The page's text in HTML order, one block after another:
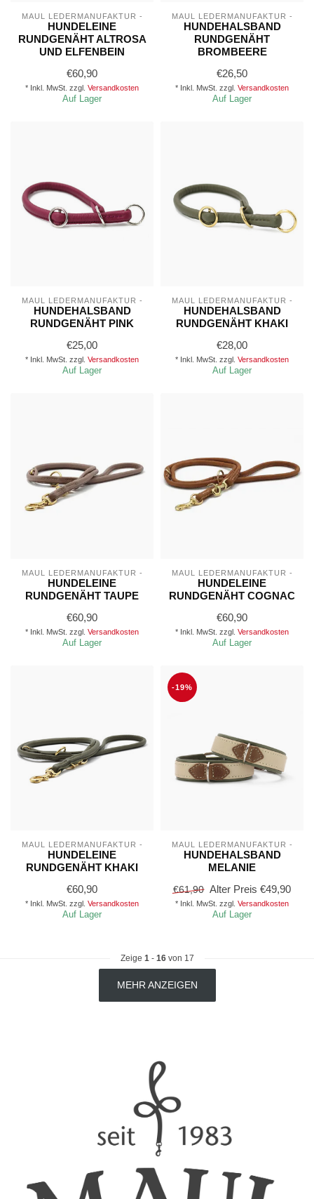
MAUL LEDERMANUFAKTUR -
HUNDELEINE
RUNDGENÄHT ALTROSA
UND ELFENBEIN
€60,90
* Inkl. MwSt. zzgl. Versandkosten
Auf Lager
MAUL LEDERMANUFAKTUR -
HUNDEHALSBAND
RUNDGENÄHT
BROMBEERE
€26,50
* Inkl. MwSt. zzgl. Versandkosten
Auf Lager
MAUL LEDERMANUFAKTUR -
HUNDEHALSBAND
RUNDGENÄHT PINK
€25,00
* Inkl. MwSt. zzgl. Versandkosten
Auf Lager
MAUL LEDERMANUFAKTUR -
HUNDEHALSBAND
RUNDGENÄHT KHAKI
€28,00
* Inkl. MwSt. zzgl. Versandkosten
Auf Lager
MAUL LEDERMANUFAKTUR -
HUNDELEINE
RUNDGENÄHT TAUPE
€60,90
* Inkl. MwSt. zzgl. Versandkosten
Auf Lager
MAUL LEDERMANUFAKTUR -
HUNDELEINE
RUNDGENÄHT COGNAC
€60,90
* Inkl. MwSt. zzgl. Versandkosten
Auf Lager
MAUL LEDERMANUFAKTUR -
HUNDELEINE
RUNDGENÄHT KHAKI
€60,90
* Inkl. MwSt. zzgl. Versandkosten
Auf Lager
-19%
MAUL LEDERMANUFAKTUR -
HUNDEHALSBAND
MELANIE
€61,90 Alter Preis €49,90
* Inkl. MwSt. zzgl. Versandkosten
Auf Lager
Zeige 1- 16von 17
MEHR ANZEIGEN